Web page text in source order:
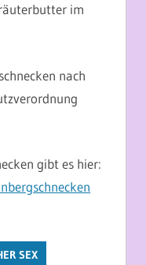
im
nach
gibt es hier:
SEX